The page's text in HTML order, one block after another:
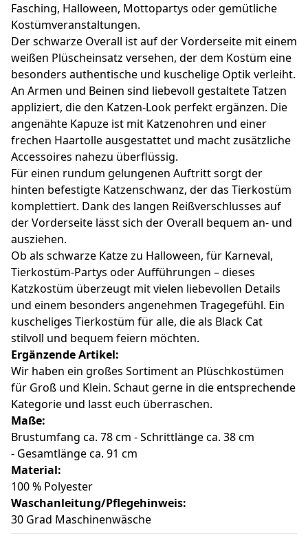
Fasching, Halloween, Mottopartys oder gemütliche
Kostümveranstaltungen.
Der schwarze Overall ist auf der Vorderseite mit einem
weißen Plüscheinsatz versehen, der dem Kostüm eine
besonders authentische und kuschelige Optik verleiht.
An Armen und Beinen sind liebevoll gestaltete Tatzen
appliziert, die den Katzen-Look perfekt ergänzen. Die
angenähte Kapuze ist mit Katzenohren und einer
frechen Haartolle ausgestattet und macht zusätzliche
Accessoires nahezu überflüssig.
Für einen rundum gelungenen Auftritt sorgt der
hinten befestigte Katzenschwanz, der das Tierkostüm
komplettiert. Dank des langen Reißverschlusses auf
der Vorderseite lässt sich der Overall bequem an- und
ausziehen.
Ob als schwarze Katze zu Halloween, für Karneval,
Tierkostüm-Partys oder Aufführungen – dieses
Katzkostüm überzeugt mit vielen liebevollen Details
und einem besonders angenehmen Tragegefühl. Ein
kuscheliges Tierkostüm für alle, die als Black Cat
stilvoll und bequem feiern möchten.
Ergänzende Artikel:
Wir haben ein großes Sortiment an Plüschkostümen
für Groß und Klein. Schaut gerne in die entsprechende
Kategorie und lasst euch überraschen.
Maße:
Brustumfang ca. 78 cm - Schrittlänge ca. 38 cm
- Gesamtlänge ca. 91 cm
Material:
100 % Polyester
Waschanleitung/Pflegehinweis:
30 Grad Maschinenwäsche